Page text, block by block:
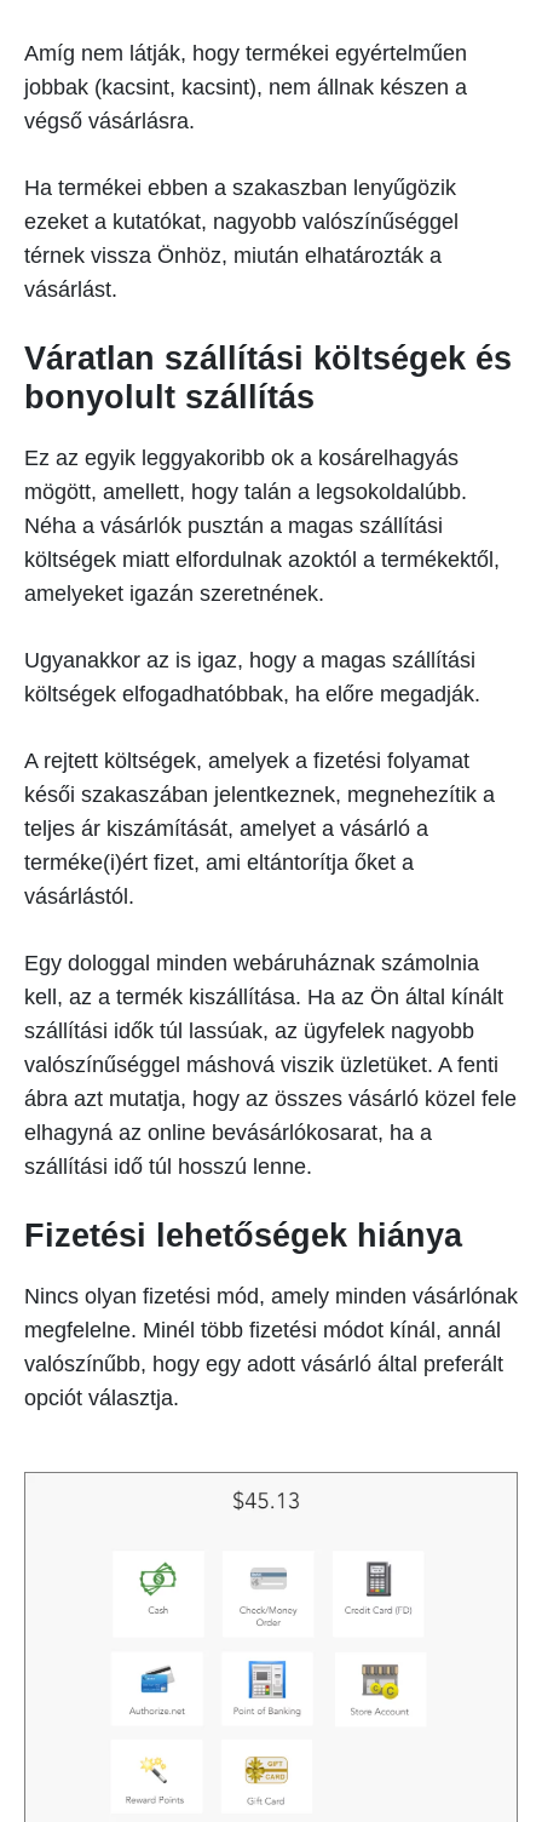
Amíg nem látják, hogy termékei egyértelműen
jobbak (kacsint, kacsint), nem állnak készen a
végső vásárlásra.
Ha termékei ebben a szakaszban lenyűgözik
ezeket a kutatókat, nagyobb valószínűséggel
térnek vissza Önhöz, miután elhatározták a
vásárlást.
Váratlan szállítási költségek és
bonyolult szállítás
Ez az egyik leggyakoribb ok a kosárelhagyás
mögött, amellett, hogy talán a legsokoldalúbb.
Néha a vásárlók pusztán a magas szállítási
költségek miatt elfordulnak azoktól a termékektől,
amelyeket igazán szeretnének.
Ugyanakkor az is igaz, hogy a magas szállítási
költségek elfogadhatóbbak, ha előre megadják.
A rejtett költségek, amelyek a fizetési folyamat
késői szakaszában jelentkeznek, megnehezítik a
teljes ár kiszámítását, amelyet a vásárló a
terméke(i)ért fizet, ami eltántorítja őket a
vásárlástól.
Egy dologgal minden webáruháznak számolnia
kell, az a termék kiszállítása. Ha az Ön által kínált
szállítási idők túl lassúak, az ügyfelek nagyobb
valószínűséggel máshová viszik üzletüket. A fenti
ábra azt mutatja, hogy az összes vásárló közel fele
elhagyná az online bevásárlókosarat, ha a
szállítási idő túl hosszú lenne.
Fizetési lehetőségek hiánya
Nincs olyan fizetési mód, amely minden vásárlónak
megfelelne. Minél több fizetési módot kínál, annál
valószínűbb, hogy egy adott vásárló által preferált
opciót választja.